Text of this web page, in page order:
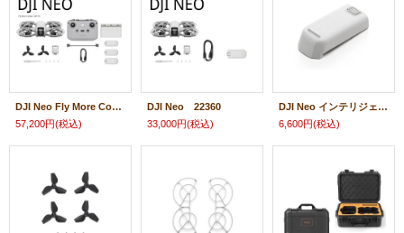
DJI Neo Fly More Combo 22358
57,200円(税込)
DJI Neo 22360
33,000円(税込)
DJI Neo インテリジェントフライトバッテリー【DJI Neo】22393
6,600円(税込)